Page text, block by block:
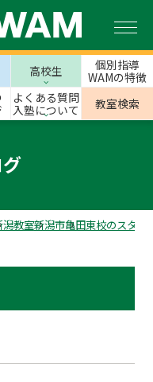
高校生
個別指導
WAMの特徴
よくある質問
入塾について
教室検索
潟教室新潟市亀田東校のスタッ